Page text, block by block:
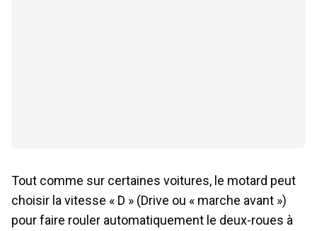
Tout comme sur certaines voitures, le motard peut
choisir la vitesse « D » (Drive ou « marche avant »)
pour faire rouler automatiquement le deux-roues à